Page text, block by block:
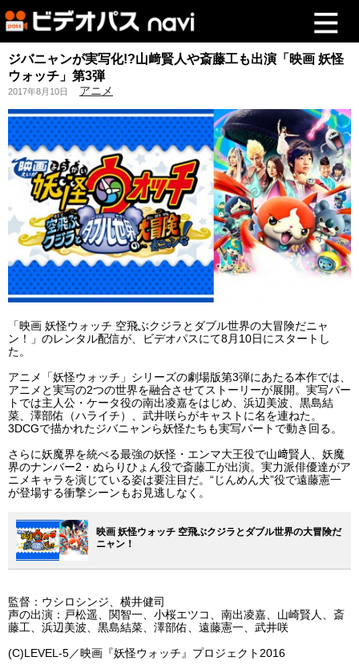
ジバニャンが実写化!?山﨑賢人や斎藤工も出演「映画 妖怪
ウォッチ」第3弾
2017年8月10日 アニメ
「映画 妖怪ウォッチ 空飛ぶクジラとダブル世界の大冒険だニャ
ン！」のレンタル配信が、ビデオパスにて8月10日にスタートし
た。
アニメ「妖怪ウォッチ」シリーズの劇場版第3弾にあたる本作では、
アニメと実写の2つの世界を融合させてストーリーが展開。実写パー
トでは主人公・ケータ役の南出凌嘉をはじめ、浜辺美波、黒島結
菜、澤部佑（ハライチ）、武井咲らがキャストに名を連ねた。
3DCGで描かれたジバニャンら妖怪たちも実写パートで動き回る。
さらに妖魔界を統べる最強の妖怪・エンマ大王役で山﨑賢人、妖魔
界のナンバー2・ぬらりひょん役で斎藤工が出演。実力派俳優達がア
ニメキャラを演じている姿は要注目だ。“じんめん犬”役で遠藤憲一
が登場する衝撃シーンもお見逃しなく。
映画 妖怪ウォッチ 空飛ぶクジラとダブル世界の大冒険だ
ニャン！
監督：ウシロシンジ、横井健司
声の出演：戸松遥、関智一、小桜エツコ、南出凌嘉、山崎賢人、斎
藤工、浜辺美波、黒島結菜、澤部佑、遠藤憲一、武井咲
(C)LEVEL-5／映画『妖怪ウォッチ』プロジェクト2016